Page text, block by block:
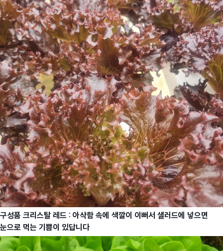
구성품 크리스탈 레드 : 아삭함 속에 색깔이 이뻐서 샐러드에 넣으면
눈으로 먹는 기쁨이 있답니다